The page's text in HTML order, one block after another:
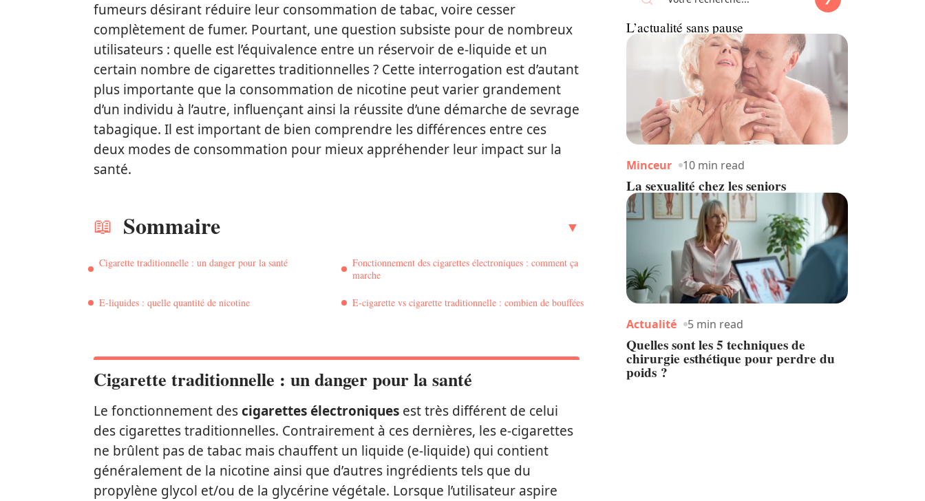
fumeurs désirant réduire leur consommation de tabac, voire cesser
complètement de fumer. Pourtant, une question subsiste pour de nombreux
utilisateurs : quelle est l’équivalence entre un réservoir de e-liquide et un
certain nombre de cigarettes traditionnelles ? Cette interrogation est d’autant
plus importante que la consommation de nicotine peut varier grandement
d’un individu à l’autre, influençant ainsi la réussite d’une démarche de sevrage
tabagique. Il est important de bien comprendre les différences entre ces
deux modes de consommation pour mieux appréhender leur impact sur la
santé.
Sommaire
Cigarette traditionnelle : un danger pour la santé
Fonctionnement des cigarettes électroniques : comment ça
marche
E-liquides : quelle quantité de nicotine E-cigarette vs cigarette traditionnelle : combien de bouffées
Cigarette traditionnelle : un danger pour la santé
Le fonctionnement descigarettes électroniques est très différent de celui
des cigarettes traditionnelles. Contrairement à ces dernières, les e-cigarettes
ne brûlent pas de tabac mais chauffent un liquide (e-liquide) qui contient
généralement de la nicotine ainsi que d’autres ingrédients tels que du
propylène glycol et/ou de la glycérine végétale. Lorsque l’utilisateur aspire
L’actualité sans pause
Minceur 10 min read
La sexualité chez les seniors
Actualité 5 min read
Quelles sont les 5 techniques de
chirurgie esthétique pour perdre du
poids ?